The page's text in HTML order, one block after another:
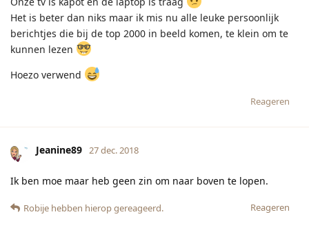
Dat ik een grote, inmiddels halflege zak lebkuchen naast me
heb liggen en steeds een koekje pak....ik heb gewoon geen
zin om op te staan en ze weg te leggen
Pimpelmeesje 27 dec. 2018
Ik moet gaan slapen maar mn telefoon blijft aan mn hand
iMoeder
vindt dit leuk